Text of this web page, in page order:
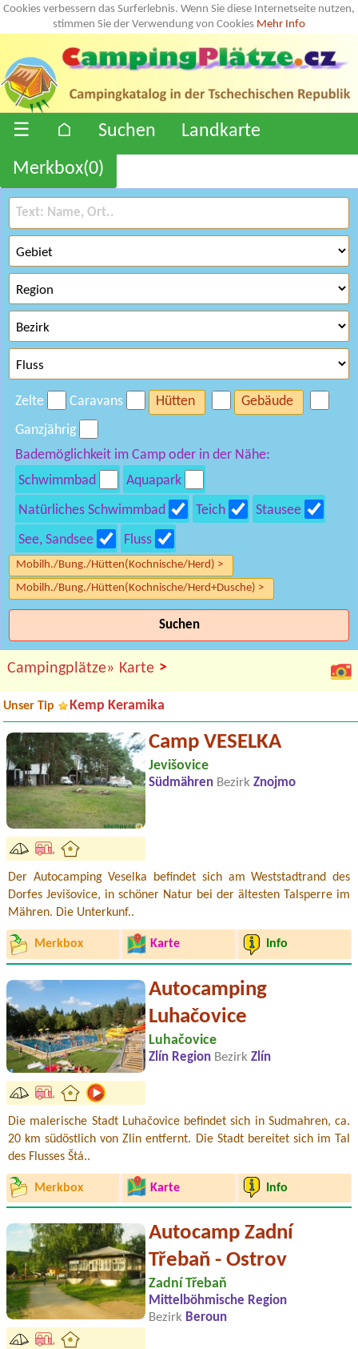
Cookies verbessern das Surferlebnis. Wenn Sie diese Internetseite nutzen,
stimmen Sie der Verwendung von Cookies Mehr Info
☰ ⌂ Suchen
Landkarte
Merkbox(0)
Zelte Caravans Hütten
Gebäude
Ganzjährig
Bademöglichkeit im Camp oder in der Nähe:
Schwimmbad
Aquapark
Natürliches Schwimmbad
Teich
Stausee
See, Sandsee
Fluss
Mobilh./Bung./Hütten(Kochnische/Herd) >
Mobilh./Bung./Hütten(Kochnische/Herd+Dusche) >
Suchen
Campingplätze» Karte >
Unser Tip Kemp Keramika
Camp VESELKA
Jevišovice
Südmähren Bezirk Znojmo
Der Autocamping Veselka befindet sich am Weststadtrand des
Dorfes Jevišovice, in schöner Natur bei der ältesten Talsperre im
Mähren. Die Unterkunf..
Merkbox Karte Info
Autocamping
Luhačovice
Luhačovice
Zlín Region Bezirk Zlín
Die malerische Stadt Luhačovice befindet sich in Sudmahren, ca.
20 km südöstlich von Zlin entfernt. Die Stadt bereitet sich im Tal
des Flusses Štá..
Merkbox Karte Info
Autocamp Zadní
Třebaň - Ostrov
Zadní Třebaň
Mittelböhmische Region
Bezirk Beroun